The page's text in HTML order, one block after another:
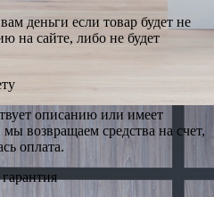
деньги если товар будет не
на сайте, либо не будет
описанию или имеет
мы возвращаем средства на счет,
оплата.